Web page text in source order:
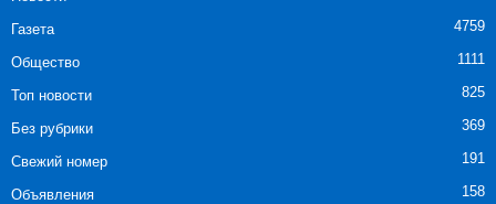
Газета 4759
Общество 1111
Топ новости 825
Без рубрики 369
Свежий номер 191
Объявления 158